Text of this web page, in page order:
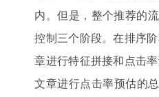
内。但是，整个推荐的
控制三个阶段。在排序
章进行特征拼接和点击
文章进行点击率预估的